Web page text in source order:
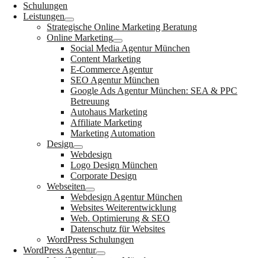
Schulungen
Leistungen
Strategische Online Marketing Beratung
Online Marketing
Social Media Agentur München
Content Marketing
E-Commerce Agentur
SEO Agentur München
Google Ads Agentur München: SEA & PPC
Betreuung
Autohaus Marketing
Affiliate Marketing
Marketing Automation
Design
Webdesign
Logo Design München
Corporate Design
Webseiten
Webdesign Agentur München
Websites Weiterentwicklung
Web. Optimierung & SEO
Datenschutz für Websites
WordPress Schulungen
WordPress Agentur